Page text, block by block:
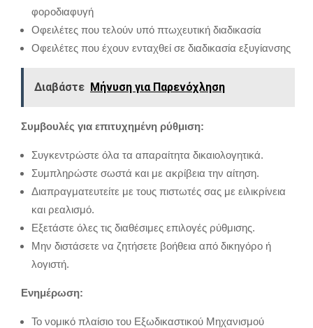
φοροδιαφυγή
Οφειλέτες που τελούν υπό πτωχευτική διαδικασία
Οφειλέτες που έχουν ενταχθεί σε διαδικασία εξυγίανσης
Διαβάστε Μήνυση για Παρενόχληση
Συμβουλές για επιτυχημένη ρύθμιση:
Συγκεντρώστε όλα τα απαραίτητα δικαιολογητικά.
Συμπληρώστε σωστά και με ακρίβεια την αίτηση.
Διαπραγματευτείτε με τους πιστωτές σας με ειλικρίνεια
και ρεαλισμό.
Εξετάστε όλες τις διαθέσιμες επιλογές ρύθμισης.
Μην διστάσετε να ζητήσετε βοήθεια από δικηγόρο ή
λογιστή.
Ενημέρωση:
Το νομικό πλαίσιο του Εξωδικαστικού Μηχανισμού